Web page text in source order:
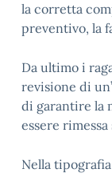
la corretta
preventivo, la
Da ultimo i
revisione di
di garantire la
essere rimessa
Nella